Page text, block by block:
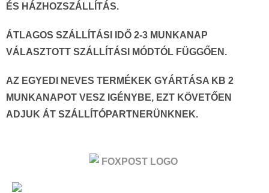
ÉS HÁZHOZSZÁLLÍTÁS.
ÁTLAGOS SZÁLLÍTÁSI IDŐ 2-3 MUNKANAP
VÁLASZTOTT SZÁLLÍTÁSI MÓDTÓL FÜGGŐEN.
AZ EGYEDI NEVES TERMÉKEK GYÁRTÁSA KB 2
MUNKANAPOT VESZ IGÉNYBE, EZT KÖVETŐEN
ADJUK ÁT SZÁLLÍTÓPARTNERÜNKNEK.